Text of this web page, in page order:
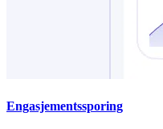
Engasjementssporing